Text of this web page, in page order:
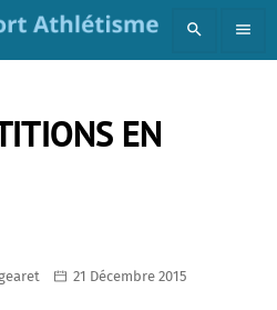
search menu
EN
21 Décembre 2015